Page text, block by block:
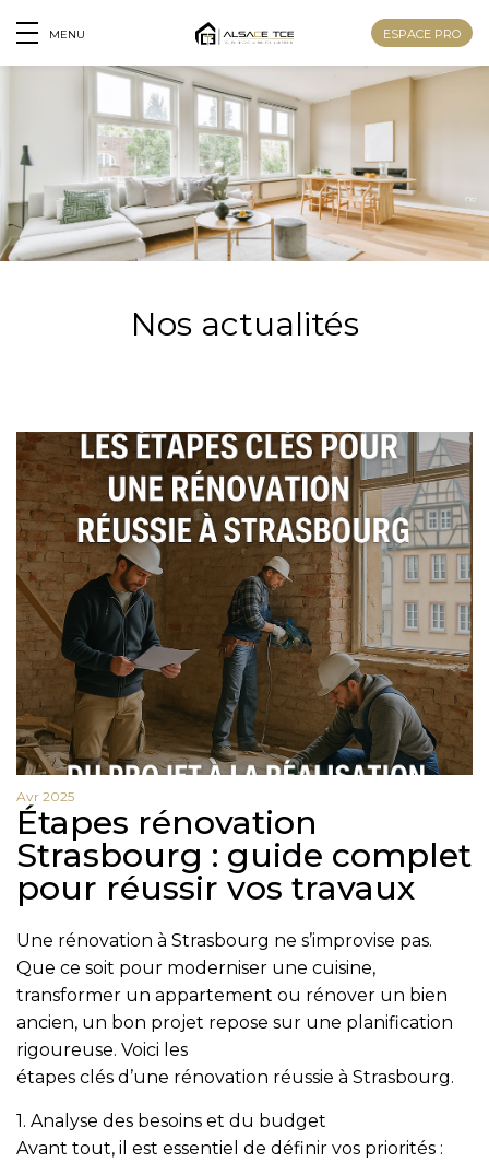
MENU ESPACE PRO
Nos actualités
Avr 2025
Étapes rénovation
Strasbourg : guide complet
pour réussir vos travaux
Une rénovation à Strasbourg ne s’improvise pas.
Que ce soit pour moderniser une cuisine,
transformer un appartement ou rénover un bien
ancien, un bon projet repose sur une planification
rigoureuse. Voici les
étapes clés d’une rénovation réussie à Strasbourg.
1. Analyse des besoins et du budget
Avant tout, il est essentiel de définir vos priorités :
Nom
Prénom
Téléphone
Message